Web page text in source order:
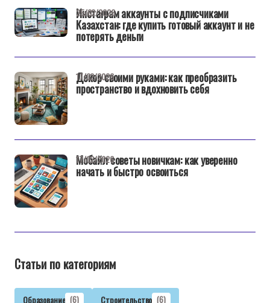
Инстаграм аккаунты с подписчиками
Казахстан: где купить готовый аккаунт и не
потерять деньги
25/02/2026
Декор своими руками: как преобразить
пространство и вдохновить себя
17/02/2026
Мобайл советы новичкам: как уверенно
начать и быстро освоиться
17/02/2026
Статьи по категориям
Образование (6) Строительство (6)